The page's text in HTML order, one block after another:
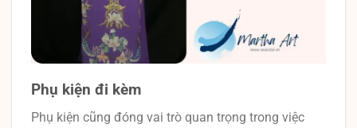
Phụ kiện đi kèm
Phụ kiện cũng đóng vai trò quan trọng trong việc